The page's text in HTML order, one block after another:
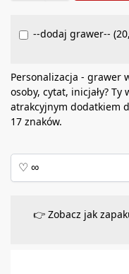
--dodaj grawer-- (
Personalizacja - grawer
osoby, cytat, inicjały?
atrakcyjnym dodatkiem
17 znaków.
👉 Zobacz jak